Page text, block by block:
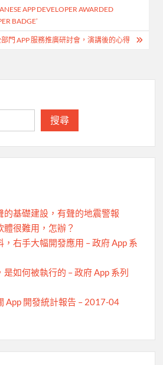
APP DEVELOPER AWARDED
BADGE’
門 APP 服務推廣研討會，演講後的心得
搜尋
的基礎建設，有聲的地震警報
很難用，怎辦？
右手大幅開發應用 – 政府 App 系
如何被執行的 – 政府 App 系列
App 開發統計報告 – 2017-04